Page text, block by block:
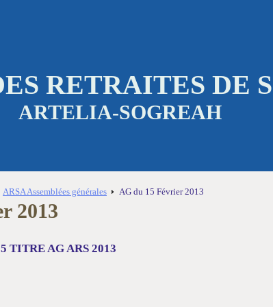
RETRAITES DE
ARTELIA-SOGREAH
ARSA Assemblées générales AG du 15 Février 2013
2013
TITRE AG ARS 2013